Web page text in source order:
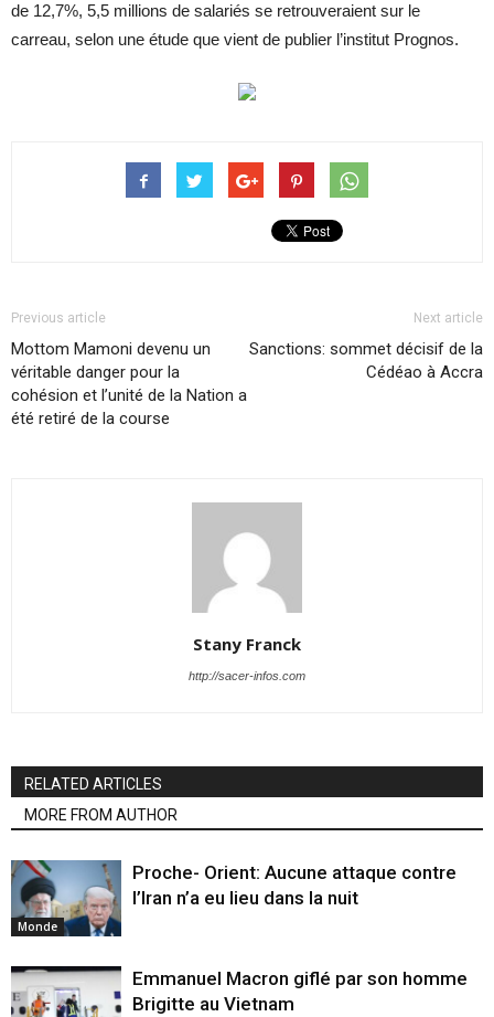
de 12,7%, 5,5 millions de salariés se retrouveraient sur le
carreau, selon une étude que vient de publier l’institut Prognos.
Previous article
Mottom Mamoni devenu un
véritable danger pour la
cohésion et l’unité de la Nation a
été retiré de la course
Next article
Sanctions: sommet décisif de la
Cédéao à Accra
Stany Franck
http://sacer-infos.com
RELATED ARTICLES
MORE FROM AUTHOR
Monde
Proche- Orient: Aucune attaque contre
l’Iran n’a eu lieu dans la nuit
Emmanuel Macron giflé par son homme
Brigitte au Vietnam